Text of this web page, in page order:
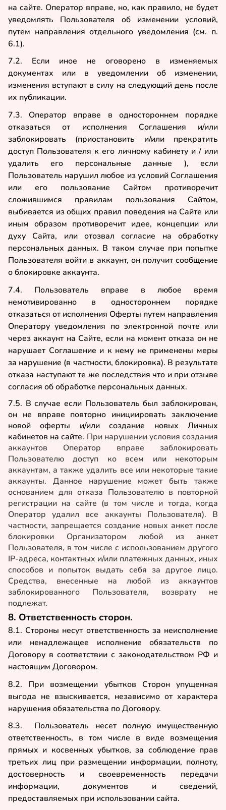
на сайте. Оператор вправе, но, как правило, не будет
уведомлять Пользователя об изменении условий,
путем направления отдельного уведомления (см. п.
6.1).
7.2. Если иное не оговорено в изменяемых
документах или в уведомлении об изменении,
изменения вступают в силу на следующий день после
их публикации.
7.3. Оператор вправе в одностороннем порядке
отказаться от исполнения Соглашения и/или
заблокировать (приостановить и/или прекратить
доступ Пользователя к его личному кабинету и / или
удалить его персональные данные ), если
Пользователь нарушил любое из условий Соглашения
или его пользование Сайтом противоречит
сложившимся правилам пользования Сайтом,
выбивается из общих правил поведения на Сайте или
иным образом противоречит идее, концепции или
духу Сайта, или отозвал согласие на обработку
персональных данных. В таком случае при попытке
Пользователя войти в аккаунт, он получит сообщение
о блокировке аккаунта.
7.4. Пользователь вправе в любое время
немотивированно в одностороннем порядке
отказаться от исполнения Оферты путем направления
Оператору уведомления по электронной почте или
через аккаунт на Сайте, если на момент отказа он не
нарушает Соглашение и к нему не применены меры
за нарушение (в частности, блокировка). В результате
отказа наступают те же последствия что и при отзыве
согласия об обработке персональных данных.
7.5. В случае если Пользователь был заблокирован,
он не вправе повторно инициировать заключение
новой оферты и/или создание новых Личных
кабинетов на сайте. При нарушении условия создания
аккаунтов Оператор вправе заблокировать
Пользователю доступ ко всем или некоторым
аккаунтам, а также удалить все или некоторые такие
аккаунты. Данное нарушение может быть также
основанием для отказа Пользователю в повторной
регистрации на сайте (в том числе и тогда, когда
Оператор удалил все аккаунты Пользователя). В
частности, запрещается создание новых анкет после
блокировки Организатором любой из анкет
Пользователя, в том числе с использованием другого
IP-адреса, контактных и/или платежных данных, иных
способов и попыток выдать себя за другое лицо.
Средства, внесенные на любой из аккаунтов
заблокированного Пользователя, возврату не
подлежат.
8. Ответственность сторон.
8.1. Стороны несут ответственность за неисполнение
или ненадлежащее исполнение обязательств по
Договору в соответствии с законодательством РФ и
настоящим Договором.
8.2. При возмещении убытков Сторон упущенная
выгода не взыскивается, независимо от характера
нарушения обязательства по Договору.
8.3. Пользователь несет полную имущественную
ответственность, в том числе в виде возмещения
прямых и косвенных убытков, за соблюдение прав
третьих лиц при размещении информации, полноту,
достоверность и своевременность передачи
информации, документов и сведений,
предоставляемых при использовании сайта.